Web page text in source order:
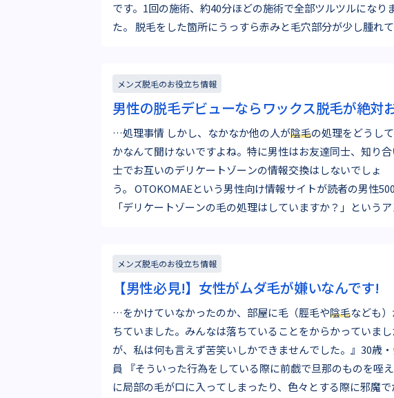
です。1回の施術、約40分ほどの施術で全部ツルツルになり
た。 脱毛をした箇所にうっすら赤みと毛穴部分が少し腫れている
メンズ脱毛のお役立ち情報
男性の脱毛デビューならワックス脱毛が絶対
…処理事情 しかし、なかなか他の人が陰毛の処理をどうし
かなんて聞けないですよね。特に男性はお友達同士、知り
士でお互いのデリケートゾーンの情報交換はしないでしょ
う。 OTOKOMAEという男性向け情報サイトが読者の男性
「デリケートゾーンの毛の処理はしていますか？」というア
メンズ脱毛のお役立ち情報
【男性必見!】女性がムダ毛が嫌いなんです!
…をかけていなかったのか、部屋に毛（脛毛や陰毛なども
ちていました。みんなは落ちていることをからかっていまし
が、私は何も言えず苦笑いしかできませんでした。』30歳
員 『そういった行為をしている際に前戯で旦那のものを咥える際
に局部の毛が口に入ってしまったり、色々とする際に邪魔で